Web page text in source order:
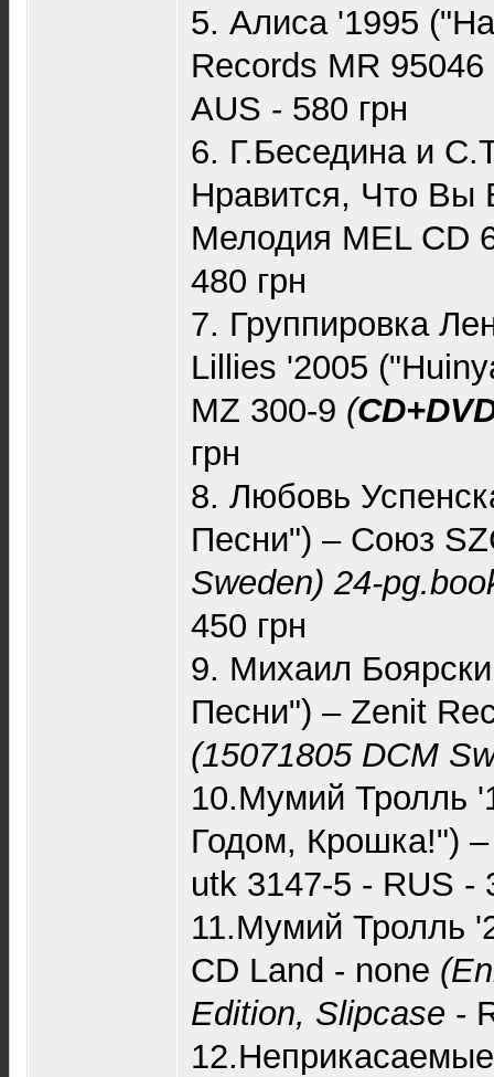
5. Алиса '1995
Records MR
AUS - 580 грн
6. Г.Беседина и
Нравится, Что
Мелодия MEL CD
480 грн
7. Группировка
Lillies '2005
MZ 300-9 (
грн
8. Любовь
Песни") – Союз
Sweden) 24-
450 грн
9. Михаил
Песни") – Zenit
(15071805 DCM
10.Мумий Тролль
Годом, Крошка!") –
utk 3147-5 - RUS -
11.Мумий Тролль
CD Land ‎- none
Edition, Slipcase -